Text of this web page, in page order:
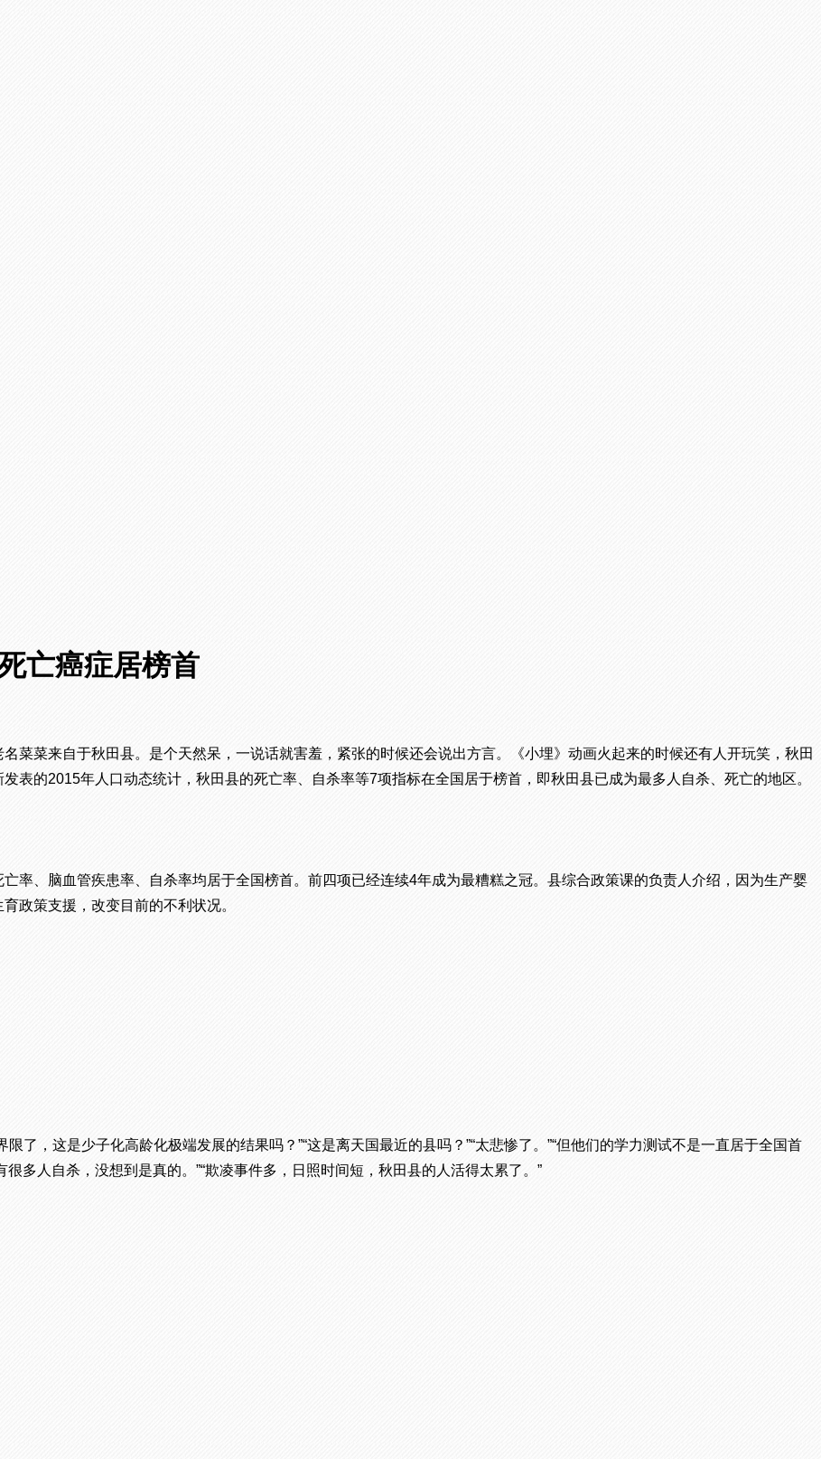
亡癌症居榜首
菜菜来自于秋田县。是个天然呆，一说话就害羞，紧张的时候还会说出方言。《小埋》动画火起来的时候还有人开玩笑，秋田
表的2015年人口动态统计，秋田县的死亡率、自杀率等7项指标在全国居于榜首，即秋田县已成为最多人自杀、死亡的地区。
率、脑血管疾患率、自杀率均居于全国榜首。前四项已经连续4年成为最糟糕之冠。县综合政策课的负责人介绍，因为生产婴
政策支援，改变目前的不利状况。
了，这是少子化高龄化极端发展的结果吗？”“这是离天国最近的县吗？”“太悲惨了。”“但他们的学力测试不是一直居于全国首
多人自杀，没想到是真的。”“欺凌事件多，日照时间短，秋田县的人活得太累了。”